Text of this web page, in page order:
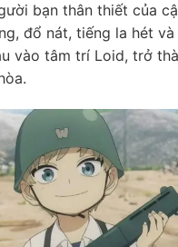
bạn thân thiết của
đổ nát, tiếng la hét và
vào tâm trí Loid, trở